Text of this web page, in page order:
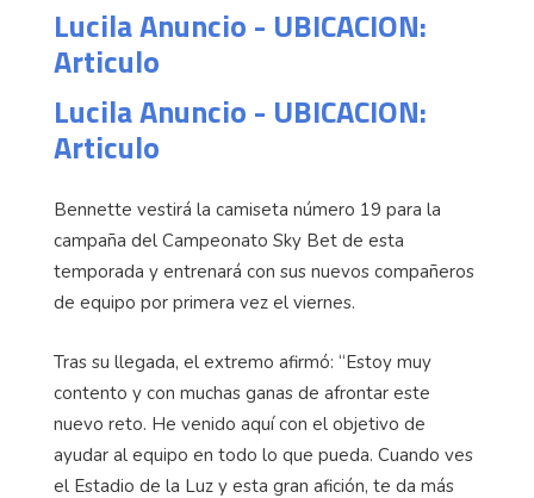
Lucila Anuncio - UBICACION:
Articulo
Lucila Anuncio - UBICACION:
Articulo
Bennette vestirá la camiseta número 19 para la
campaña del Campeonato Sky Bet de esta
temporada y entrenará con sus nuevos compañeros
de equipo por primera vez el viernes.
Tras su llegada, el extremo afirmó: “Estoy muy
contento y con muchas ganas de afrontar este
nuevo reto. He venido aquí con el objetivo de
ayudar al equipo en todo lo que pueda. Cuando ves
el Estadio de la Luz y esta gran afición, te da más